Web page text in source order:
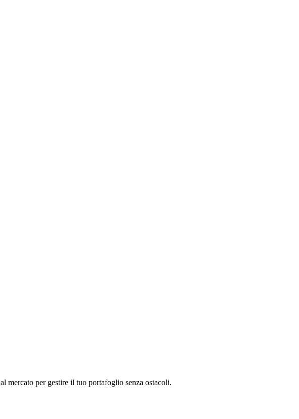
mercato per gestire il tuo portafoglio senza ostacoli.